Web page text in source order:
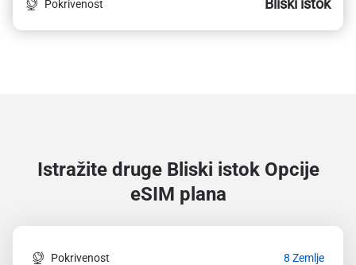
Pokrivenost Bliski istok
Istražite druge Bliski istok Opcije
eSIM plana
Pokrivenost 8 Zemlje